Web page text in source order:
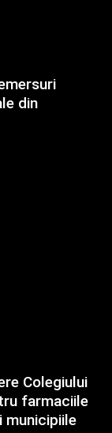
din
Colegiului
farmaciile
municipiile